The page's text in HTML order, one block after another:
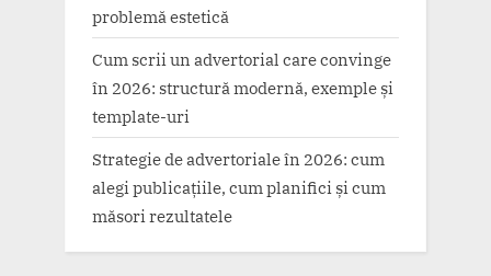
problemă estetică
Cum scrii un advertorial care convinge
în 2026: structură modernă, exemple și
template-uri
Strategie de advertoriale în 2026: cum
alegi publicațiile, cum planifici și cum
măsori rezultatele